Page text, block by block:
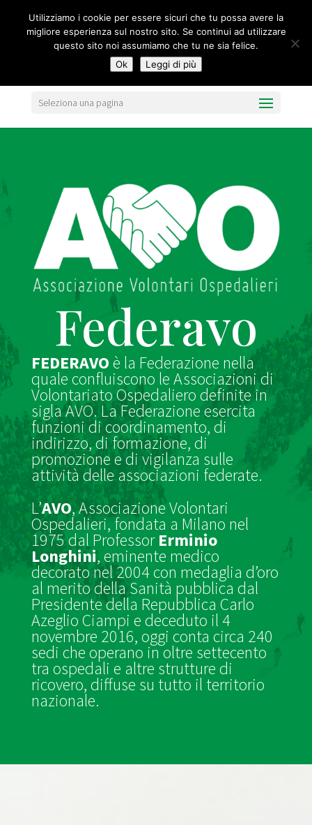
Seleziona una pagina
Federavo
FEDERAVOè la Federazione nella
quale confluiscono le Associazioni di
Volontariato Ospedaliero definite in
sigla AVO. La Federazione esercita
funzioni di coordinamento, di
indirizzo, di formazione, di
promozione e di vigilanza sulle
attività delle associazioni federate.
L’AVO, Associazione Volontari
Ospedalieri, fondata a Milano nel
1975 dal ProfessorErminio
Longhini, eminente medico
decorato nel 2004 con medaglia d’oro
al merito della Sanità pubblica dal
Presidente della Repubblica Carlo
Azeglio Ciampi e deceduto il 4
novembre 2016, oggi conta circa 240
sedi che operano in oltre settecento
tra ospedali e altre strutture di
ricovero, diffuse su tutto il territorio
nazionale.
Utilizziamo i cookie per essere sicuri che tu possa avere la
migliore esperienza sul nostro sito. Se continui ad utilizzare
questo sito noi assumiamo che tu ne sia felice.
Ok
Leggi di più